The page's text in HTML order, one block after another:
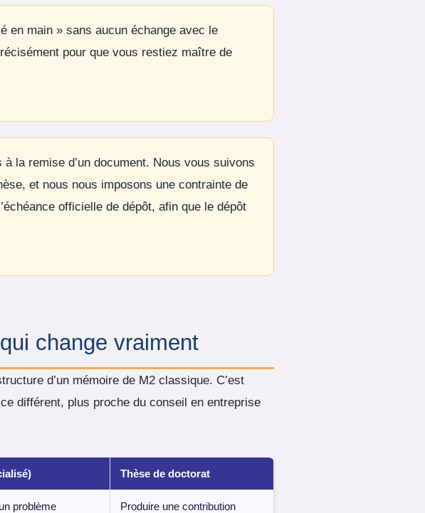
en main » sans aucun échange avec le
pour que vous restiez maître de
la remise d’un document. Nous vous suivons
et nous nous imposons une contrainte de
officielle de dépôt, afin que le dépôt
change vraiment
d’un mémoire de M2 classique. C’est
différent, plus proche du conseil en entreprise
Thèse de doctorat
problème Produire une contribution